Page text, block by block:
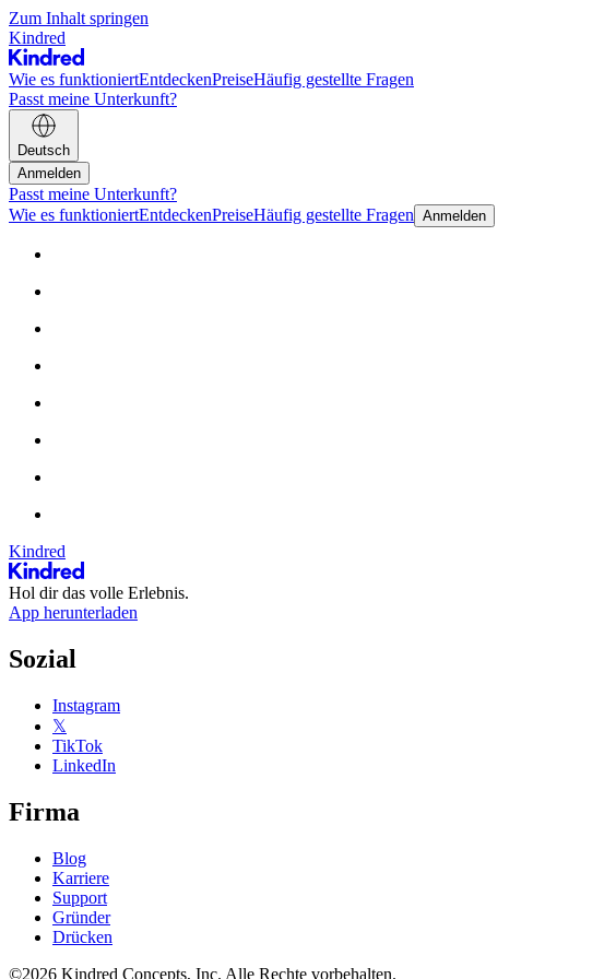
Zum Inhalt springen
Kindred
Wie es funktioniertEntdeckenPreiseHäufig gestellte Fragen
Passt meine Unterkunft?
Deutsch
Anmelden
Passt meine Unterkunft?
Wie es funktioniertEntdeckenPreiseHäufig gestellte Fragen Anmelden
Kindred
Hol dir das volle Erlebnis.
App herunterladen
Sozial
Instagram
𝕏
TikTok
LinkedIn
Firma
Blog
Karriere
Support
Gründer
Drücken
©2026 Kindred Concepts, Inc. Alle Rechte vorbehalten.